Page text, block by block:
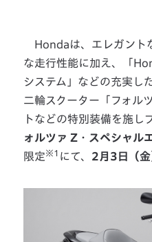
Hondaは、エレガント
な走行性能に加え、「
システム」などの充実し
二輪スクーター「フォル
トなどの特別装備を施し
ォルツァ Z・スペシャル
限定※1 にて、 2月3日（金